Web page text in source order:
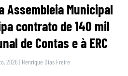
Assembleia Municipal
contrato de 140 mil
de Contas e à ERC
2026 | Henrique Dias Freire